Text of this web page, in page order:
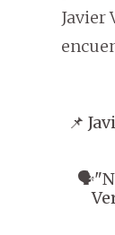
Javier
📌